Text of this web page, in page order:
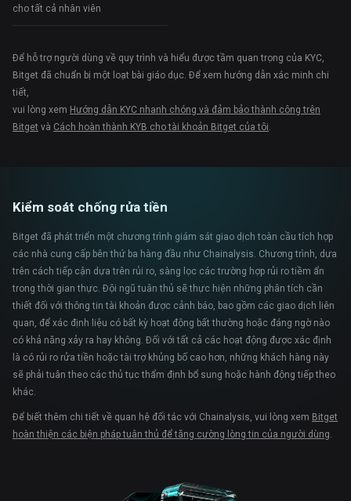
cho tất cả nhân viên
Để hỗ trợ người dùng về quy trình và hiểu được tầm quan trọng của KYC,
Bitget đã chuẩn bị một loạt bài giáo dục. Để xem hướng dẫn xác minh chi
tiết,
vui lòng xem Hướng dẫn KYC nhanh chóng và đảm bảo thành công trên
Bitget và Cách hoàn thành KYB cho tài khoản Bitget của tôi.
Kiểm soát chống rửa tiền
Bitget đã phát triển một chương trình giám sát giao dịch toàn cầu tích hợp
các nhà cung cấp bên thứ ba hàng đầu như Chainalysis. Chương trình, dựa
trên cách tiếp cận dựa trên rủi ro, sàng lọc các trường hợp rủi ro tiềm ẩn
trong thời gian thực. Đội ngũ tuân thủ sẽ thực hiện những phân tích cần
thiết đối với thông tin tài khoản được cảnh báo, bao gồm các giao dịch liên
quan, để xác định liệu có bất kỳ hoạt động bất thường hoặc đáng ngờ nào
có khả năng xảy ra hay không. Đối với tất cả các hoạt động được xác định
là có rủi ro rửa tiền hoặc tài trợ khủng bố cao hơn, những khách hàng này
sẽ phải tuân theo các thủ tục thẩm định bổ sung hoặc hành động tiếp theo
khác.
Để biết thêm chi tiết về quan hệ đối tác với Chainalysis, vui lòng xem Bitget
hoàn thiện các biện pháp tuân thủ để tăng cường lòng tin của người dùng.